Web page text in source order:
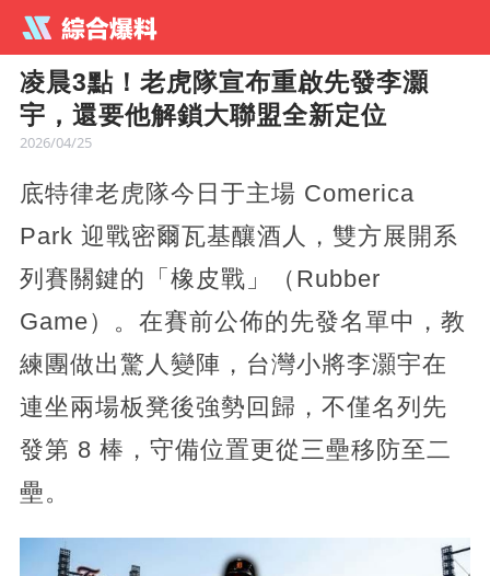
凌晨3點！老虎隊宣布重啟先發李灝
宇，還要他解鎖大聯盟全新定位
2026/04/25
底特律老虎隊今日于主場 Comerica
Park 迎戰密爾瓦基釀酒人，雙方展開系
列賽關鍵的「橡皮戰」（Rubber
Game）。在賽前公佈的先發名單中，教
練團做出驚人變陣，台灣小將李灝宇在
連坐兩場板凳後強勢回歸，不僅名列先
發第 8 棒，守備位置更從三壘移防至二
壘。